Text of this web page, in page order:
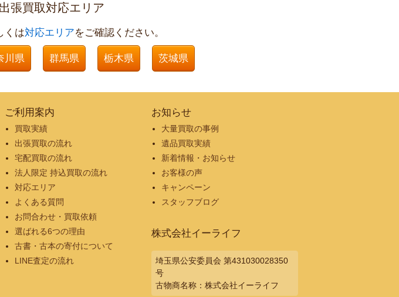
張買取対応エリア
くは対応エリアをご確認ください。
川県 群馬県 栃木県 茨城県
ご利用案内
買取実績
出張買取の流れ
宅配買取の流れ
法人限定 持込買取の流れ
対応エリア
よくある質問
お問合わせ・買取依頼
選ばれる6つの理由
古書・古本の寄付について
LINE査定の流れ
お知らせ
大量買取の事例
遺品買取実績
新着情報・お知らせ
お客様の声
キャンペーン
スタッフブログ
株式会社イーライフ
埼玉県公安委員会 第431030028350
号
古物商名称：株式会社イーライフ